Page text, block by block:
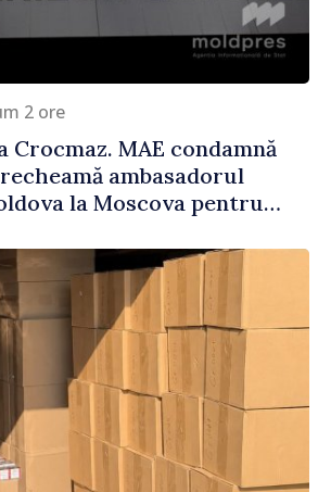
2 ore
Crocmaz. MAE condamnă
ambasadorul
la Moscova pentru